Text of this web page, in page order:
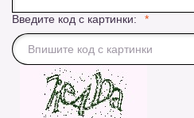
Введите код с картинки: